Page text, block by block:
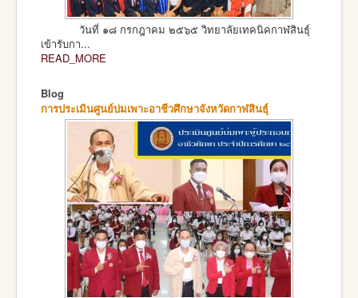
วันที่ ๑๘ กรกฎาคม ๒๕๖๕ วิทยาลัยเทคนิคกาฬสินธุ์
เข้ารับกา...
READ_MORE
Blog
การประเมินศูนย์บ่มเพาะอาชีวศึกษาจังหวัดกาฬสินธุ์